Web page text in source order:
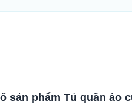
sản phẩm Tủ quần áo